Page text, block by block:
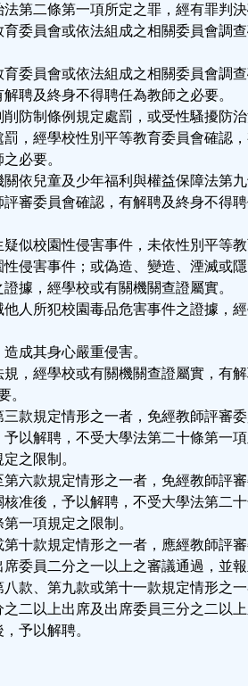
第二條第一項所定之罪，經有罪判
育委員會或依法組成之相關委員會調
委員會或依法組成之相關委員會調
聘及終身不得聘任為教師之必要。
防制條例規定處罰，或受性騷擾防
，經學校性別平等教育委員會確認
必要。
依兒童及少年福利與權益保障法第
審委員會確認，有解聘及終身不得
似校園性侵害事件，未依性別平等
侵害事件；或偽造、變造、湮滅或
據，經學校或有關機關查證屬實。
人所犯校園毒品危害事件之證據，
成其身心嚴重侵害。
，經學校或有關機關查證屬實，有
。
款規定情形之一者，免經教師評審
以解聘，不受大學法第二十條第一
之限制。
六款規定情形之一者，免經教師評
核准後，予以解聘，不受大學法第二
一項規定之限制。
十款規定情形之一者，應經教師評
委員二分之一以上之審議通過，並
款、第九款或第十一款規定情形之
二以上出席及出席委員三分之二以
予以解聘。